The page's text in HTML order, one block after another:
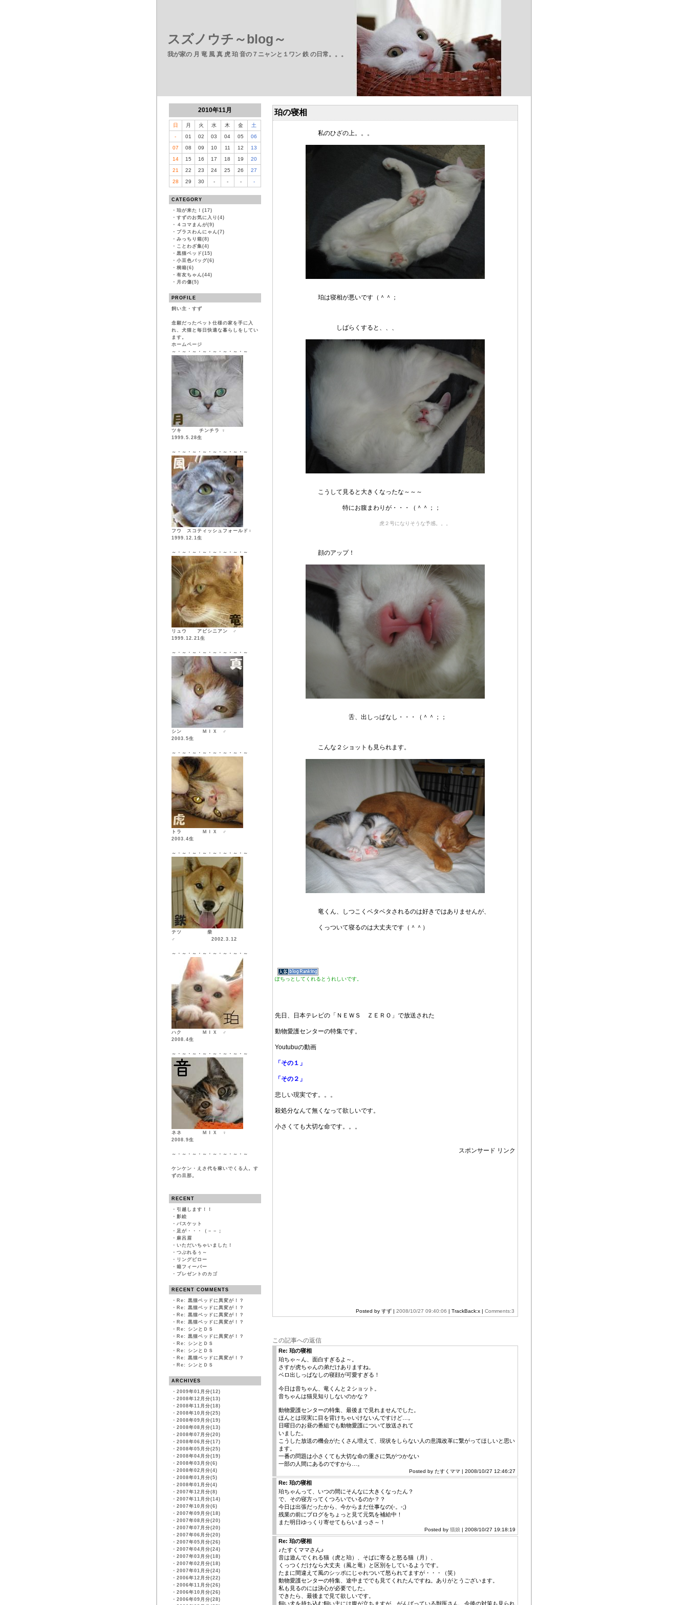
スズノウチ～blog～
我が家の 月 竜 風 真 虎 珀 音の７ニャンと１ワン 鉄 の日常。。。
2010年11月
日 月 火 水 木 金
土
-
01 02 03 04 05
06
07
08 09 10 11 12
13
14
15 16 17 18 19
20
21
22 23 24 25 26
27
28
29 30 - - - -
CATEGORY
・ 珀が来た！(17)
・ すずのお気に入り(4)
・ ４コマまんが(9)
・ プラスわんにゃん(7)
・ みっちり箱(8)
・ ことわざ集(4)
・ 黒猫ベッド(15)
・ 小豆色バッグ(6)
・ 桐箱(6)
・ 有友ちゃん(44)
・ 月の傷(5)
PROFILE
飼い主・すず
念願だったペット仕様の家を手に入
れ、犬猫と毎日快適な暮らしをしてい
ます。
ホームページ
～・～・～・～・～・～・～・～
ツキ チンチラ ♀
1999.5.28生
～・～・～・～・～・～・～・～
フウ スコティッシュフォールド♀
1999.12.1生
～・～・～・～・～・～・～・～
リュウ アビシニアン ♂
1999.12.21生
～・～・～・～・～・～・～・～
シン ＭＩＸ ♂
2003.5生
～・～・～・～・～・～・～・～
トラ ＭＩＸ ♂
2003.4生
～・～・～・～・～・～・～・～
テツ 柴
♂ 2002.3.12
～・～・～・～・～・～・～・～
ハク ＭＩＸ ♂
2008.4生
～・～・～・～・～・～・～・～
ネネ ＭＩＸ ♀
2008.9生
～・～・～・～・～・～・～・～
ケンケン・えさ代を稼いでくる人。す
ずの旦那。
RECENT
・ 引越します！！
・ 影絵
・ バスケット
・ 足が・・・（－－；
・ 麻呂眉
・ いただいちゃいました！
・ つぶれるぅ～
・ リングピロー
・ 箱フィーバー
・ プレゼントのカゴ
RECENT COMMENTS
・ Re: 黒猫ベッドに異変が！？
・ Re: 黒猫ベッドに異変が！？
・ Re: 黒猫ベッドに異変が！？
・ Re: 黒猫ベッドに異変が！？
・ Re: シンとＤＳ
・ Re: 黒猫ベッドに異変が！？
・ Re: シンとＤＳ
・ Re: シンとＤＳ
・ Re: 黒猫ベッドに異変が！？
・ Re: シンとＤＳ
ARCHIVES
・ 2009年01月分(12)
・ 2008年12月分(13)
・ 2008年11月分(18)
・ 2008年10月分(25)
・ 2008年09月分(19)
・ 2008年08月分(13)
・ 2008年07月分(20)
・ 2008年06月分(17)
・ 2008年05月分(25)
・ 2008年04月分(19)
・ 2008年03月分(6)
・ 2008年02月分(4)
・ 2008年01月分(5)
・ 2008年01月分(4)
・ 2007年12月分(8)
・ 2007年11月分(14)
・ 2007年10月分(6)
・ 2007年09月分(18)
・ 2007年08月分(20)
・ 2007年07月分(20)
・ 2007年06月分(20)
・ 2007年05月分(26)
・ 2007年04月分(24)
・ 2007年03月分(18)
・ 2007年02月分(18)
・ 2007年01月分(24)
・ 2006年12月分(22)
・ 2006年11月分(26)
・ 2006年10月分(26)
・ 2006年09月分(28)
珀の寝相
私のひざの上。。。
珀は寝相が悪いです（＾＾；
しばらくすると、、、
こうして見ると大きくなったな～～～
特にお腹まわりが・・・（＾＾；；
虎２号になりそうな予感。。。
顔のアップ！
舌、出しっぱなし・・・（＾＾；；
こんな２ショットも見られます。
竜くん、しつこくベタベタされるのは好きではありませんが、
くっついて寝るのは大丈夫です（＾＾）
ぽちっとしてくれるとうれしいです。
先日、日本テレビの「ＮＥＷＳ ＺＥＲＯ」で放送された
動物愛護センターの特集です。
Youtubuの動画
「その１」
「その２」
悲しい現実です。。。
殺処分なんて無くなって欲しいです。
小さくても大切な命です。。。
スポンサード リンク
Posted by すず | 2008/10/27 09:40:06 | TrackBack:x | Comments:3
この記事への返信
Re: 珀の寝相
珀ちゃ～ん、面白すぎるよ～。
さすが虎ちゃんの弟だけありますね。
ベロ出しっぱなしの寝顔が可愛すぎる！
今日は音ちゃん、竜くんと２ショット。
音ちゃんは猫見知りしないのかな？
動物愛護センターの特集、最後まで見れませんでした。
ほんとは現実に目を背けちゃいけないんですけど…。
日曜日のお昼の番組でも動物愛護について放送されて
いました。
こうした放送の機会がたくさん増えて、現状をしらない人の意識改革に繋がってほしいと思い
ます。
一番の問題は小さくても大切な命の重さに気がつかない
一部の人間にあるのですから…。
Posted by たすくママ | 2008/10/27 12:46:27
Re: 珀の寝相
珀ちゃんって、いつの間にそんなに大きくなったん？
で、その寝方ってくつろいでいるのか？？
今日は出張だったから、今からまだ仕事なの(-。-;)
残業の前にブログをちょっと見て元気を補給中！
また明日ゆっくり寄せてもらいまっさ～！
Posted by 猫娘 | 2008/10/27 19:18:19
Re: 珀の寝相
♪たすくママさん♪
音は遊んでくれる猫（虎と珀）、そばに寄ると怒る猫（月）、
くっつくだけなら大丈夫（風と竜）と区別をしているようです。
たまに間違えて風のシッポにじゃれついて怒られてますが・・・（笑）
動物愛護センターの特集、途中まででも見てくれたんですね。ありがとうございます。
私も見るのには決心が必要でした。
できたら、最後まで見て欲しいです。
飼い犬を持ち込む飼い主には腹が立ちますが、がんばっている獣医さん、今後の対策も見られ